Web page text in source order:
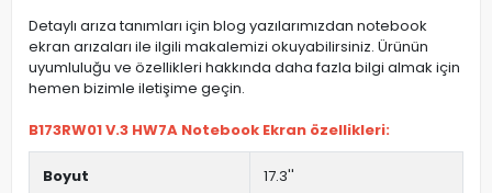
Detaylı arıza tanımları için blog yazılarımızdan notebook
ekran arızaları ile ilgili makalemizi okuyabilirsiniz. Ürünün
uyumluluğu ve özellikleri hakkında daha fazla bilgi almak için
hemen bizimle iletişime geçin.
B173RW01 V.3 HW7A Notebook Ekran özellikleri:
Boyut 17.3''